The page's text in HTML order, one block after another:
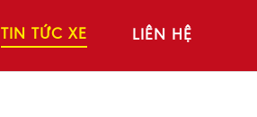
TIN TỨC XE LIÊN HỆ